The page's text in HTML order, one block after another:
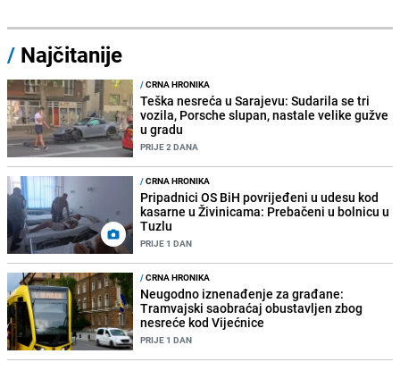
/ Najčitanije
/CRNA HRONIKA
Teška nesreća u Sarajevu: Sudarila se tri
vozila, Porsche slupan, nastale velike gužve
u gradu
PRIJE 2 DANA
/CRNA HRONIKA
Pripadnici OS BiH povrijeđeni u udesu kod
kasarne u Živinicama: Prebačeni u bolnicu u
Tuzlu
PRIJE 1 DAN
/CRNA HRONIKA
Neugodno iznenađenje za građane:
Tramvajski saobraćaj obustavljen zbog
nesreće kod Vijećnice
PRIJE 1 DAN